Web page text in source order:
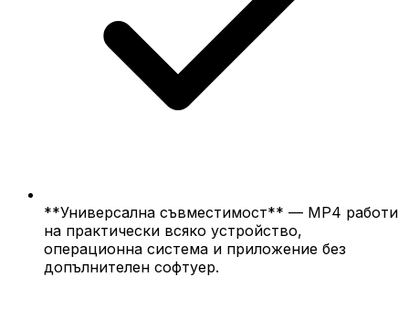
**Универсална съвместимост** — MP4 работи
на практически всяко устройство,
операционна система и приложение без
допълнителен софтуер.